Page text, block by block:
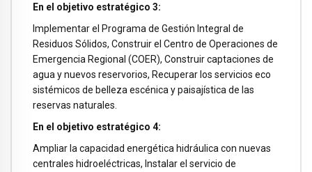
En el objetivo estratégico 3:
Implementar el Programa de Gestión Integral de
Residuos Sólidos, Construir el Centro de Operaciones de
Emergencia Regional (COER), Construir captaciones de
agua y nuevos reservorios, Recuperar los servicios eco
sistémicos de belleza escénica y paisajística de las
reservas naturales.
En el objetivo estratégico 4:
Ampliar la capacidad energética hidráulica con nuevas
centrales hidroeléctricas, Instalar el servicio de